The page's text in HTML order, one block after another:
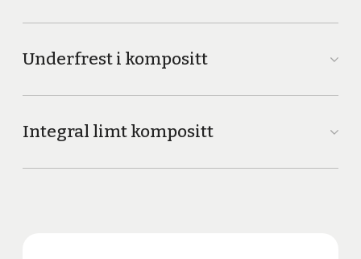
Underfrest i kompositt
Integral limt kompositt